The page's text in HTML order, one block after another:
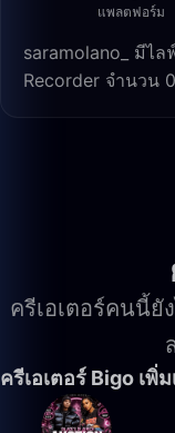
แพลตฟอร์ม
saramolano_ มีไ
Recorder จำนวน
ครีเอเตอร์คนนี้
ครีเอเตอร์ Bigo เพิ่